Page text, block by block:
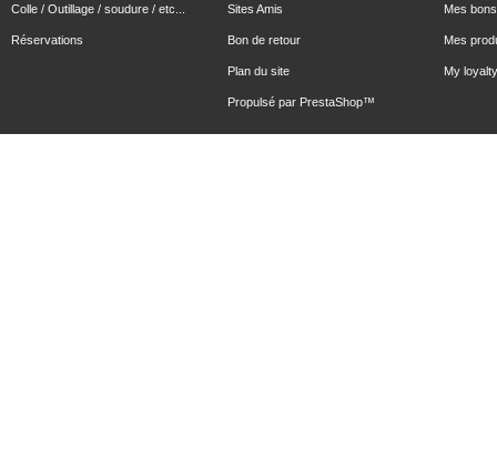
Colle / Outillage / soudure / etc...
Réservations
Sites Amis
Bon de retour
Plan du site
Propulsé par PrestaShop™
Mes
Mes
My